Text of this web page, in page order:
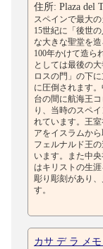
住所: Plaza del
スペインで最大の
15世紀に「後世
な大きな聖堂を
100年かけて造ら
としては最後の
ロスの門」の下
に圧倒されます
台の間に航海王
り、当時のスペ
れています。王
アをイスラムか
フェルナルド王
います。また中
はキリストの生
彫り彫刻があり
す。
カサ デ ラ メ